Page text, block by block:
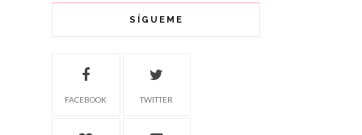
SÍGUEME
FACEBOOK TWITTER